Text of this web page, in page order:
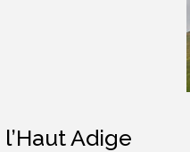
Adige